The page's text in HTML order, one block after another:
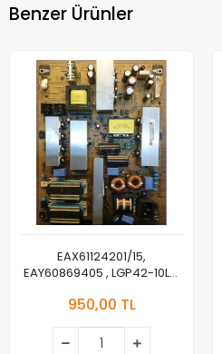
Benzer Ürünler
EAX61124201/15,
EAY60869405 , LGP42-10LS,
42LD450C, POWER BOARD,
950,00 TL